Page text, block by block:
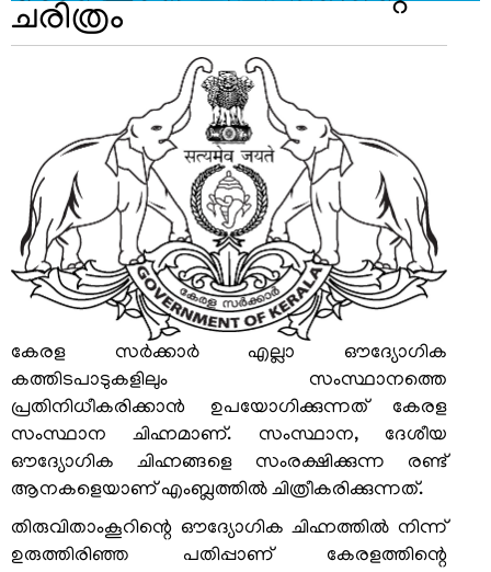
ചരിത്രം
കേരള സര്‍ക്കാര്‍ എല്ലാ ഔദ്യോഗിക
കത്തിടപാടുകളിലും സംസ്ഥാനത്തെ
പ്രതിനിധീകരിക്കാന്‍ ഉപയോഗിക്കുന്നത് കേരള
സംസ്ഥാന ചിഹ്നമാണ്. സംസ്ഥാന, ദേശീയ
ഔദ്യോഗിക ചിഹ്നങ്ങളെ സംരക്ഷിക്കുന്ന രണ്ട്
ആനകളെയാണ് എംബ്ലത്തില്‍ ചിത്രീകരിക്കുന്നത്.
തിരുവിതാംകൂറിന്റെ ഔദ്യോഗിക ചിഹ്നത്തില്‍ നിന്ന്
ഉരുത്തിരിഞ്ഞ പതിപ്പാണ് കേരളത്തിന്റെ